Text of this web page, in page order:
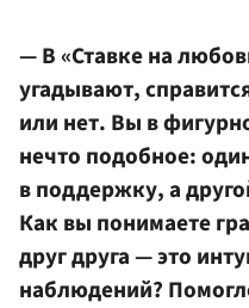
— В «Ставке на
угадывают,
или нет. Вы в
нечто подобное:
в поддержку, а
Как вы понимаете
друг друга — это
наблюдений?